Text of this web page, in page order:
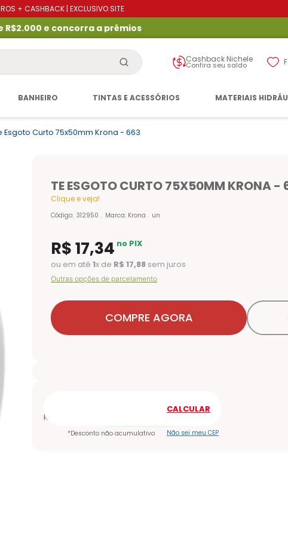
+ CASHBACK | EXCLUSIVO SITE
R$2.000 e concorra a prêmios
Cashback Nichele
Confira seu saldo
BANHEIRO TINTAS E ACESSÓRIOS MATERIAIS
Esgoto Curto 75x50mm Krona - 663
TE ESGOTO CURTO 75X50MM KRONA -
Clique e veja!
Código: 312950 Marca: Krona un
R$17,34 no PIX
ou em até 1x de R$ 17,88 sem juros
Outras opções de parcelamento
COMPRE AGORA
Não sei meu CEP